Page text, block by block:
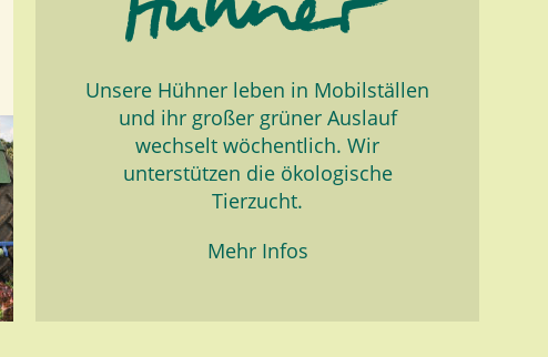
Unsere Hühner leben in Mobilställen
und ihr großer grüner Auslauf
wechselt wöchentlich. Wir
unterstützen die ökologische
Tierzucht.
Mehr Infos